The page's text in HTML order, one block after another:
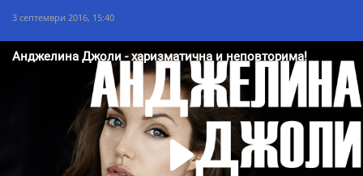
3 септември 2016, 15:40